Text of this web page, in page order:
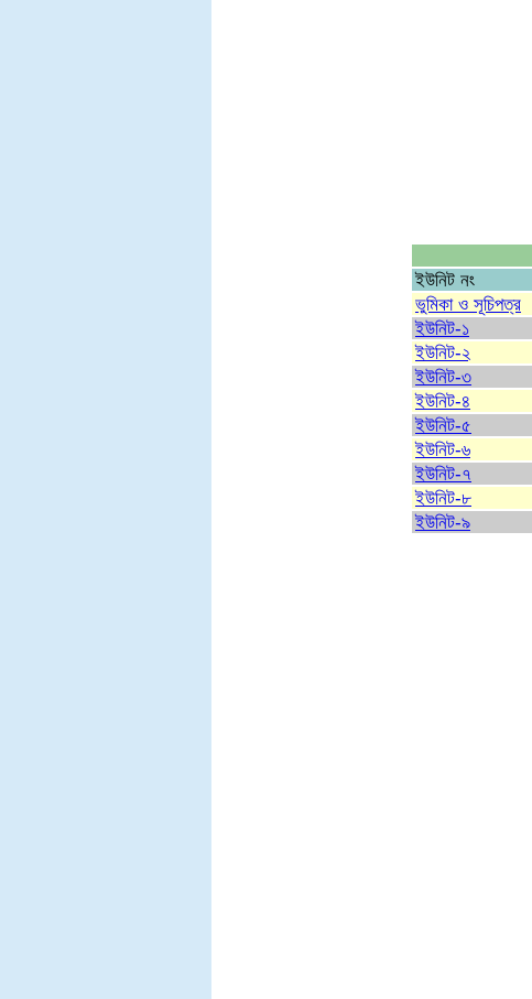
ইউনিট নং
ভুমিকা ও সূচিপত্র
ইউনিট-১
ইউনিট-২
ইউনিট-৩
ইউনিট-৪
ইউনিট-৫
ইউনিট-৬
ইউনিট-৭
ইউনিট-৮
ইউনিট-৯